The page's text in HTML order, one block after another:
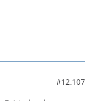
#12.107